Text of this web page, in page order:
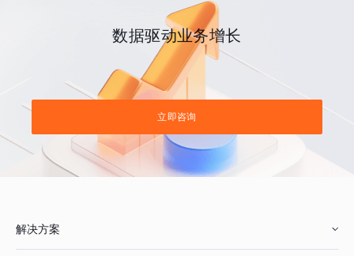
数据驱动业务增长
立即咨询
解决方案